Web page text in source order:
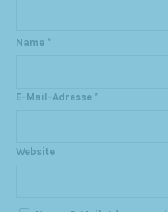
Name *
E-Mail-Adresse *
Website